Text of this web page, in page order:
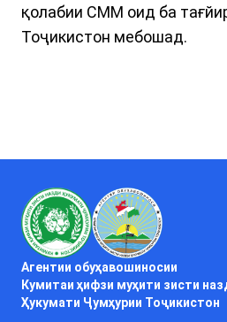
қолабии СММ оид ба
Тоҷикистон мебошад.
Агентии обуҳавошиносии
Кумитаи ҳифзи муҳити зисти
Ҳукумати Ҷумҳурии Тоҷикистон